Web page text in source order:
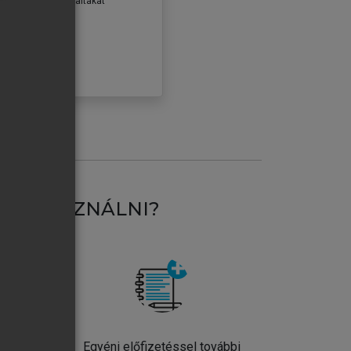
HASZNÁLNI?
Egyéni előfizetéssel további